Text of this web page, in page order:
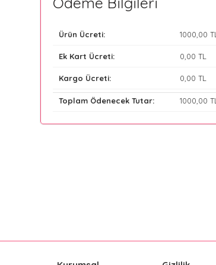
Ürün Ücreti: 1000 ,00 TL
Ek Kart Ücreti: 0 ,00 TL
Kargo Ücreti: 0 ,00 TL
Toplam Ödenecek Tutar: 1000 ,00 TL